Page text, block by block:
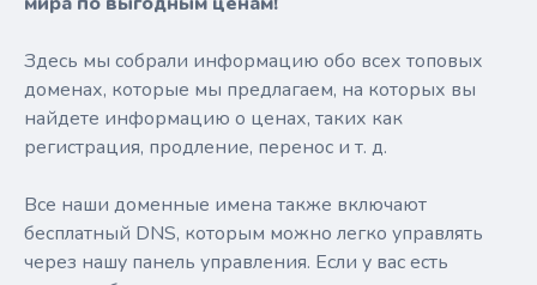
Здесь мы собрали информацию обо всех топовых
доменах, которые мы предлагаем, на которых вы
найдете информацию о ценах, таких как
регистрация, продление, перенос и т. д.
Все наши доменные имена также включают
бесплатный DNS, которым можно легко управлять
через нашу панель управления. Если у вас есть